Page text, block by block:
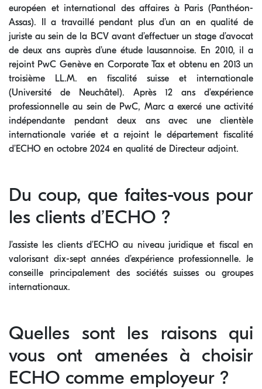
européen et international des affaires à Paris (Panthéon-
Assas). Il a travaillé pendant plus d’un an en qualité de
juriste au sein de la BCV avant d’effectuer un stage d’avocat
de deux ans auprès d’une étude lausannoise. En 2010, il a
rejoint PwC Genève en Corporate Tax et obtenu en 2013 un
troisième LL.M. en fiscalité suisse et internationale
(Université de Neuchâtel). Après 12 ans d’expérience
professionnelle au sein de PwC, Marc a exercé une activité
indépendante pendant deux ans avec une clientèle
internationale variée et a rejoint le département fiscalité
d’ECHO en octobre 2024 en qualité de Directeur adjoint.
Du coup, que faites-vous pour
les clients d’ECHO ?
J’assiste les clients d’ECHO au niveau juridique et fiscal en
valorisant dix-sept années d’expérience professionnelle. Je
conseille principalement des sociétés suisses ou groupes
internationaux.
Quelles sont les raisons qui
vous ont amenées à choisir
ECHO comme employeur ?